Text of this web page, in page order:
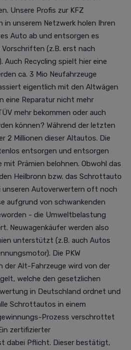
Unsere Profis zur KFZ
unserem Netzwerk holen Ihren
Auto ab und entsorgen es
(z.B. erst nach
Auch Recycling spielt hier eine
ca. 3 Mio Neufahrzeuge
eigentlich mit den Altwägen
eine Reparatur nicht mehr
mehr bekommen oder auch
können? Während der letzten
2 Millionen dieser Altautos. Die
entsorgen und entsorgen
mit Prämien belohnen. Obwohl das
Heilbronn bzw. das Schrottauto
unseren Autoverwertern oft noch
aufgrund von schwankenden
- die Umweltbelastung
Neuwagenkäufer werden also
unterstützt (z.B. auch Autos
Die PKW
der Alt-Fahrzeuge wird von der
welche den gesetzlichen
in Deutschland ordnet und
Schrottautos in einem
Prozess verschrottet
zertifizierter
dabei Pflicht. Dieser bestätigt,